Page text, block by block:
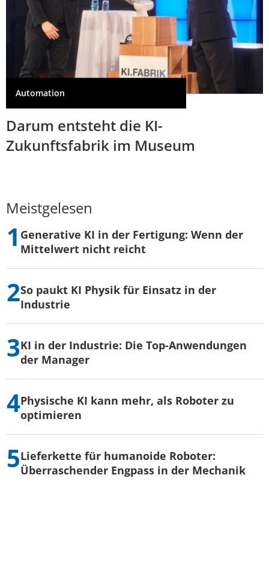
Automation
Darum entsteht die KI-
Zukunftsfabrik im Museum
Meistgelesen
Generative KI in der Fertigung: Wenn der
Mittelwert nicht reicht
So paukt KI Physik für Einsatz in der
Industrie
KI in der Industrie: Die Top-Anwendungen
der Manager
Physische KI kann mehr, als Roboter zu
optimieren
Lieferkette für humanoide Roboter:
Überraschender Engpass in der Mechanik